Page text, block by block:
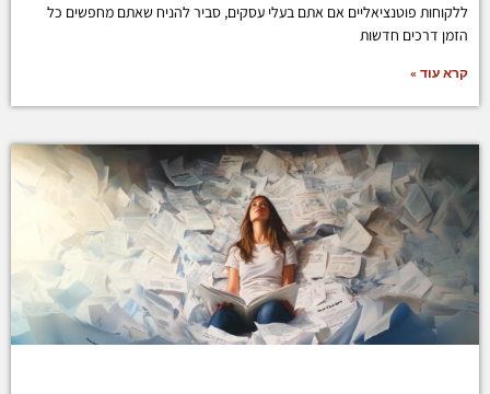
ללקוחות פוטנציאליים אם אתם בעלי עסקים, סביר להניח שאתם מחפשים כל
הזמן דרכים חדשות
קרא עוד »